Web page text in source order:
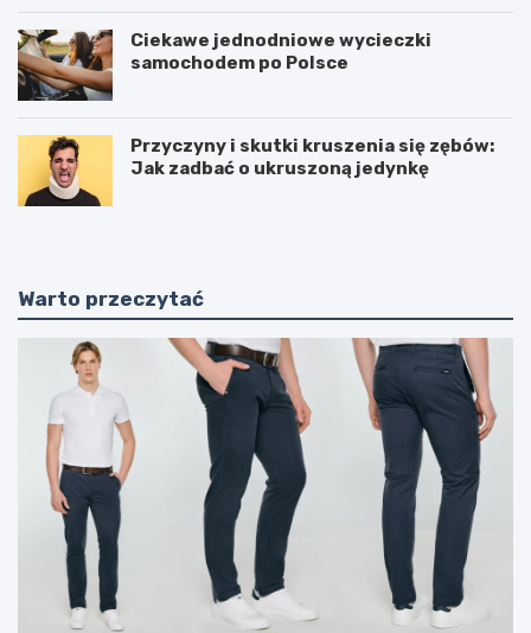
Ciekawe jednodniowe wycieczki
samochodem po Polsce
Przyczyny i skutki kruszenia się zębów:
Jak zadbać o ukruszoną jedynkę
Warto przeczytać